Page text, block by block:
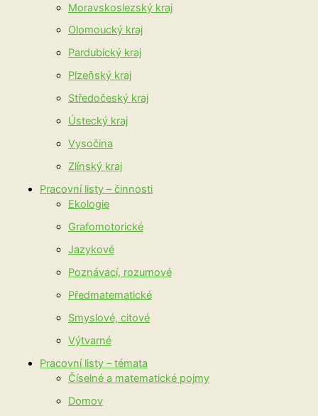
Moravskoslezský kraj
Olomoucký kraj
Pardubický kraj
Plzeňský kraj
Středočeský kraj
Ústecký kraj
Vysočina
Zlínský kraj
Pracovní listy – činnosti
Ekologie
Grafomotorické
Jazykové
Poznávací, rozumové
Předmatematické
Smyslové, citové
Výtvarné
Pracovní listy – témata
Číselné a matematické pojmy
Domov